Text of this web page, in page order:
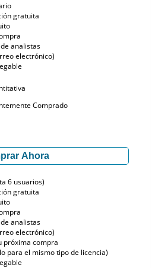
gratuita
analistas
electrónico)
Comprado
Ahora
6 usuarios)
gratuita
analistas
electrónico)
próxima compra
para el mismo tipo de licencia)